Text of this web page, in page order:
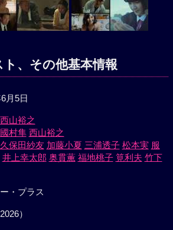
、その他基本情報
月5日
西山裕之
國村隼 西山裕之
久保田紗友 加藤小夏 三浦透子 松本実 服
井上幸太郎 奥貫薫 福地桃子 筧利夫 竹下
・プラス
）